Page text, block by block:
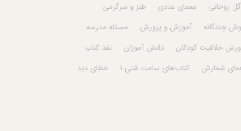
روحانی
معمای عددی
طنز و سرگرمی
چندگانه
آموزش و پرورش
مسئله مدرسه
خلاقیت کودکان
دانش آموزان
نقد کتاب
شمارش
کتاب‌های ساعت شنی ۱ خطای دید